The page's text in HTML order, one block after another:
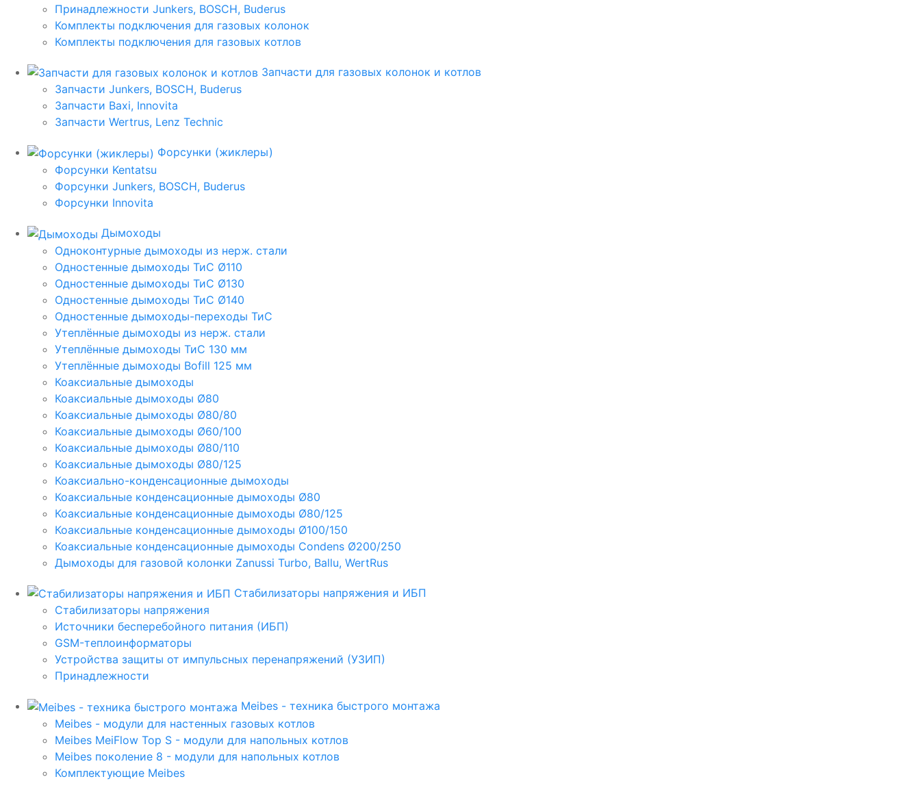
Принадлежности Junkers, BOSCH, Buderus
Комплекты подключения для газовых колонок
Комплекты подключения для газовых котлов
Запчасти для газовых колонок и котлов
Запчасти Junkers, BOSCH, Buderus
Запчасти Baxi, Innovita
Запчасти Wertrus, Lenz Technic
Форсунки (жиклеры)
Форсунки Kentatsu
Форсунки Junkers, BOSCH, Buderus
Форсунки Innovita
Дымоходы
Одноконтурные дымоходы из нерж. стали
Одностенные дымоходы ТиС Ø110
Одностенные дымоходы ТиС Ø130
Одностенные дымоходы ТиС Ø140
Одностенные дымоходы-переходы ТиС
Утеплённые дымоходы из нерж. стали
Утеплённые дымоходы ТиС 130 мм
Утеплённые дымоходы Bofill 125 мм
Коаксиальные дымоходы
Коаксиальные дымоходы Ø80
Коаксиальные дымоходы Ø80/80
Коаксиальные дымоходы Ø60/100
Коаксиальные дымоходы Ø80/110
Коаксиальные дымоходы Ø80/125
Коаксиально-конденсационные дымоходы
Коаксиальные конденсационные дымоходы Ø80
Коаксиальные конденсационные дымоходы Ø80/125
Коаксиальные конденсационные дымоходы Ø100/150
Коаксиальные конденсационные дымоходы Condens Ø200/250
Дымоходы для газовой колонки Zanussi Turbo, Ballu, WertRus
Стабилизаторы напряжения и ИБП
Стабилизаторы напряжения
Источники бесперебойного питания (ИБП)
GSM-теплоинформаторы
Устройства защиты от импульсных перенапряжений (УЗИП)
Принадлежности
Meibes - техника быстрого монтажа
Meibes - модули для настенных газовых котлов
Meibes MeiFlow Top S - модули для напольных котлов
Meibes поколение 8 - модули для напольных котлов
Комплектующие Meibes